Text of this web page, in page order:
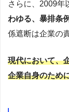
さらに、2009年
わゆる、暴排条例
係遮断は企業の
現代において、
企業自身のため